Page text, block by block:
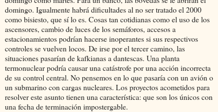
domingo. Igualmente habrá dificultades al no ser tratado el 2000
como bisiesto, que sí lo es. Cosas tan cotidianas como el uso de los
ascensores, cambio de luces de los semáforos, accesos a
estacionamientos podrían hacerse inoperantes si sus respectivos
controles se vuelven locos. De irse por el tercer camino, las
situaciones pasarían de kafkianas a dantescas. Una planta
termonuclear podría causar una catástrofe por una acción incorrecta
de su control central. No pensemos en lo que pasaría con un avión o
un submarino con cargas nucleares. Los proyectos acometidos para
resolver este asunto tienen una característica: que son los únicos con
una fecha de terminación impostergable.